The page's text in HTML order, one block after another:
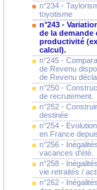
n°234 -
toyotisme
n°243 -
de la demande
productivité
calcul).
n°245 -
de Revenu
de Revenu
n°250 -
de recrutement.
n°252 -
destinée
n°254 -
en France
n°256 -
vacances d'été.
n°258 -
vie retraités /
n°262 -